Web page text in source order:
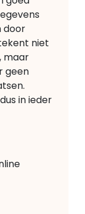
door
niet
maar
geen
in ieder